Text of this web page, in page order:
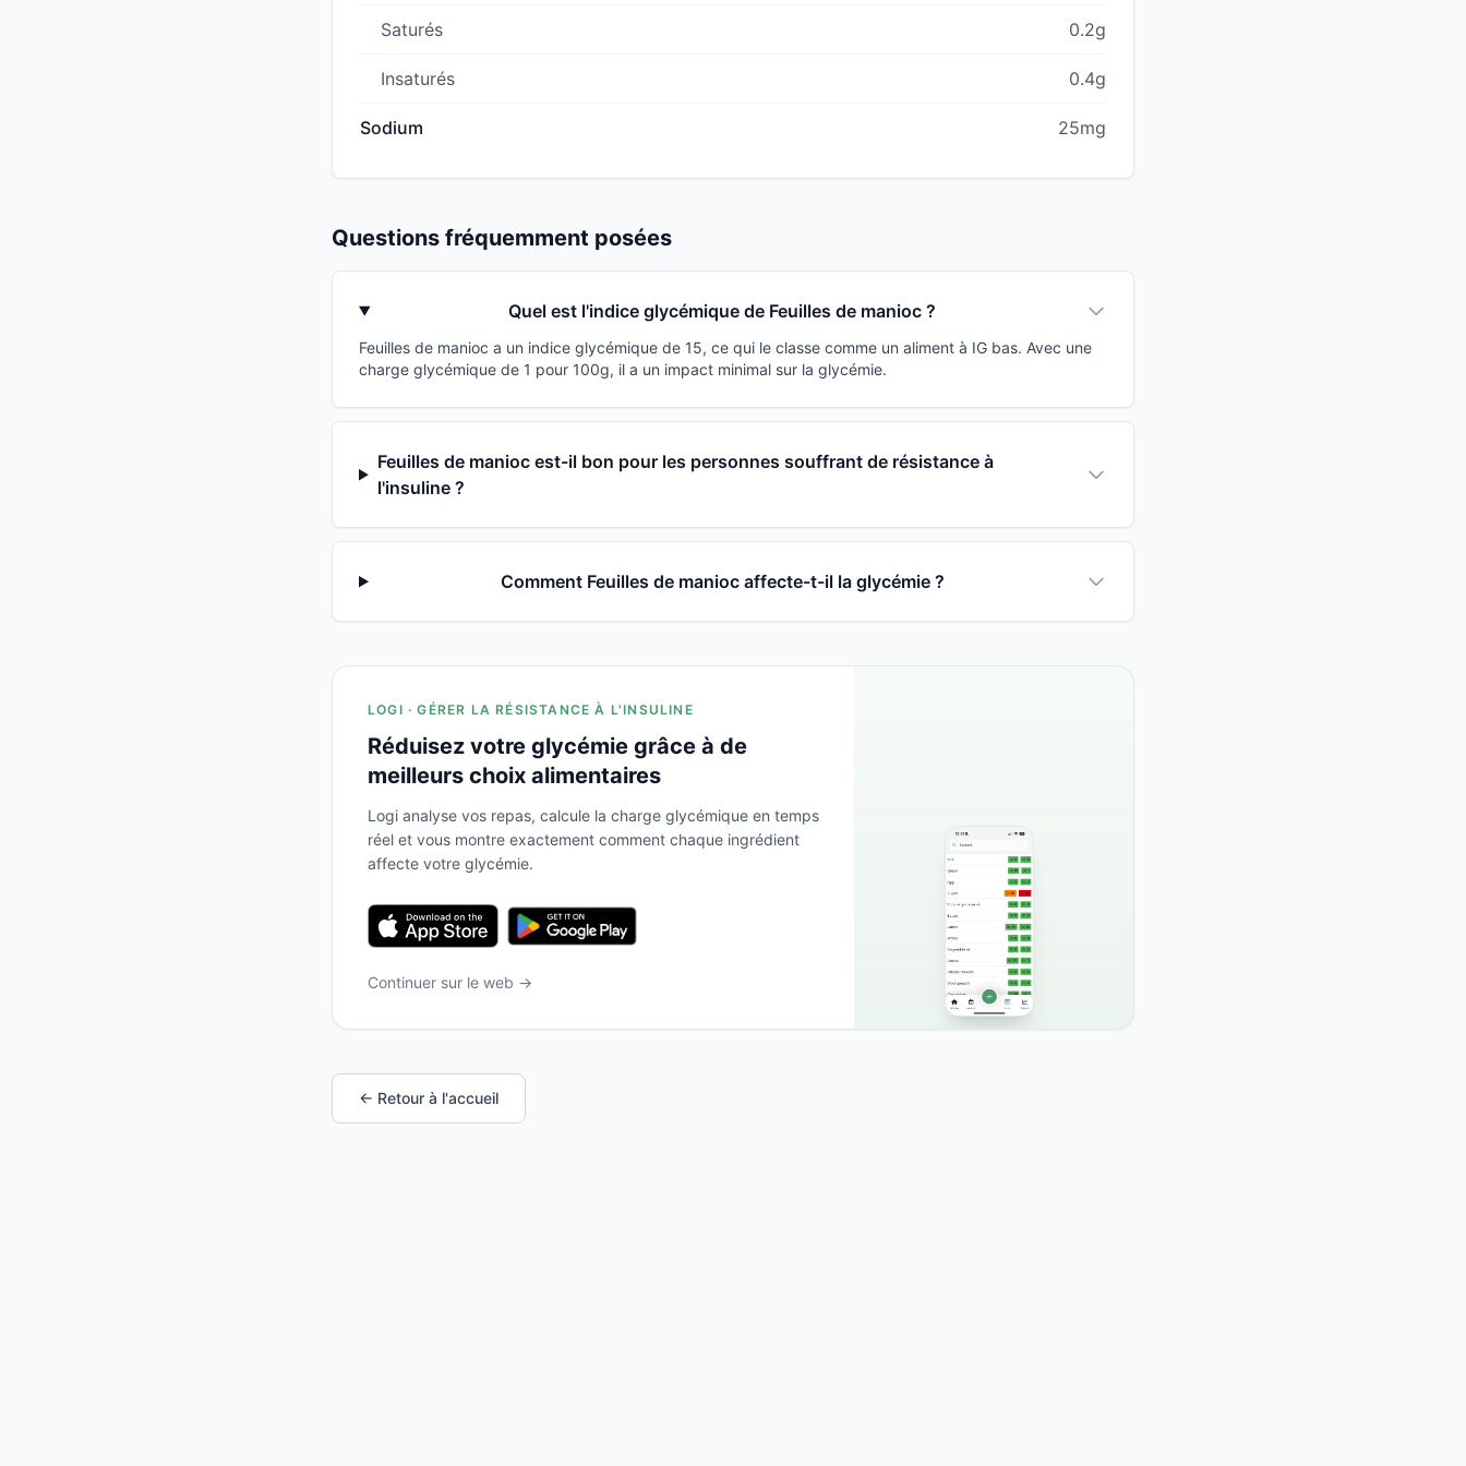
Saturés 0.2g
Insaturés 0.4g
Sodium 25mg
Questions fréquemment posées
Quel est l'indice glycémique de Feuilles de manioc ?
Feuilles de manioc a un indice glycémique de 15, ce qui le classe comme un aliment à IG bas. Avec une
charge glycémique de 1 pour 100g, il a un impact minimal sur la glycémie.
Feuilles de manioc est-il bon pour les personnes souffrant de résistance à
l'insuline ?
Comment Feuilles de manioc affecte-t-il la glycémie ?
LOGI · GÉRER LA RÉSISTANCE À L'INSULINE
Réduisez votre glycémie grâce à de
meilleurs choix alimentaires
Logi analyse vos repas, calcule la charge glycémique en temps
réel et vous montre exactement comment chaque ingrédient
affecte votre glycémie.
Continuer sur le web →
← Retour à l'accueil